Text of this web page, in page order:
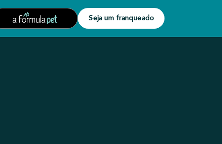
Seja um franqueado